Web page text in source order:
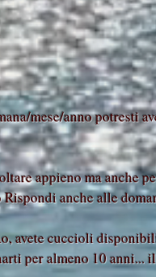
mese/anno potresti
appieno ma anche
anche alle
avete cuccioli
per almeno 10 anni...